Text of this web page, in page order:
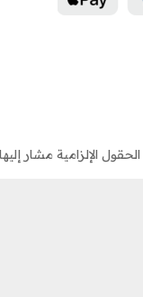
الحقول الإلزامية مشار إليها